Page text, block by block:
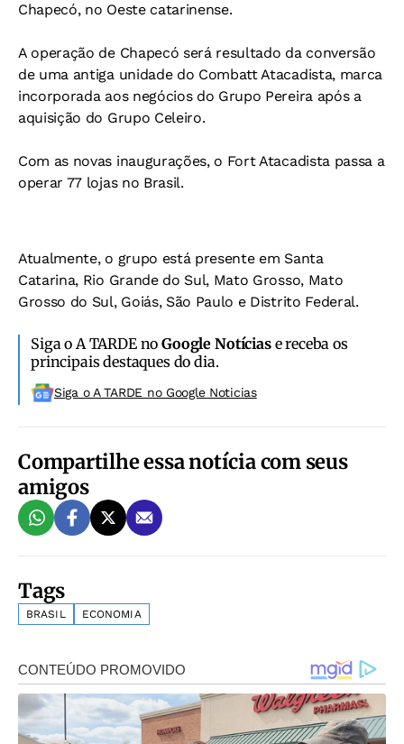
Chapecó, no Oeste catarinense.
A operação de Chapecó será resultado da conversão
de uma antiga unidade do Combatt Atacadista, marca
incorporada aos negócios do Grupo Pereira após a
aquisição do Grupo Celeiro.
Com as novas inaugurações, o Fort Atacadista passa a
operar 77 lojas no Brasil.
Atualmente, o grupo está presente em Santa
Catarina, Rio Grande do Sul, Mato Grosso, Mato
Grosso do Sul, Goiás, São Paulo e Distrito Federal.
Siga o A TARDE noGoogle Notíciase receba os
principais destaques do dia.
Siga o A TARDE no Google Noticias
Compartilhe essa notícia com seus
amigos
Tags
BRASIL ECONOMIA